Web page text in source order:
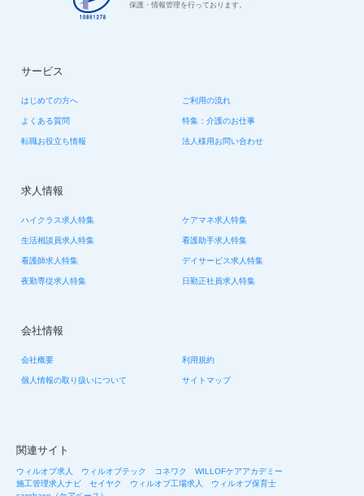
保護・情報管理を行っております。
サービス
はじめての方へ ご利用の流れ
よくある質問 特集：介護のお仕事
転職お役立ち情報 法人様用お問い合わせ
求人情報
ハイクラス求人特集 ケアマネ求人特集
生活相談員求人特集 看護助手求人特集
看護師求人特集 デイサービス求人特集
夜勤専従求人特集 日勤正社員求人特集
会社情報
会社概要 利用規約
個人情報の取り扱いについて サイトマップ
関連サイト
ウィルオブ求人 ウィルオブテック コネワク
WILLOFケアアカデミー
施工管理求人ナビ
セイヤク ウィルオブ工場求人
ウィルオブ保育士